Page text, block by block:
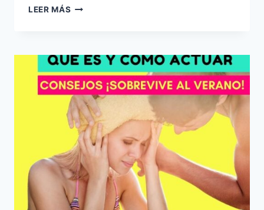
LEER MÁS CÓMO
ESTANDO
EMBARAZADA